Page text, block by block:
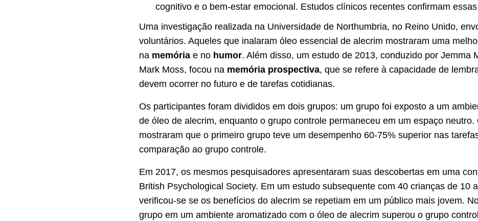
cognitivo e o bem-estar emocional. Estudos clínicos recentes confirmam
Uma investigação realizada na Universidade de Northumbria, no Reino Unido,
voluntários. Aqueles que inalaram óleo essencial de alecrim mostraram uma
na memória e no humor. Além disso, um estudo de 2013, conduzido por Jemma
Mark Moss, focou na memória prospectiva, que se refere à capacidade de
devem ocorrer no futuro e de tarefas cotidianas.
Os participantes foram divididos em dois grupos: um grupo foi exposto a um
de óleo de alecrim, enquanto o grupo controle permaneceu em um espaço neutro.
mostraram que o primeiro grupo teve um desempenho 60-75% superior nas
comparação ao grupo controle.
Em 2017, os mesmos pesquisadores apresentaram suas descobertas em uma
British Psychological Society. Em um estudo subsequente com 40 crianças de 10
verificou-se se os benefícios do alecrim se repetiam em um público mais jovem.
grupo em um ambiente aromatizado com o óleo de alecrim superou o grupo